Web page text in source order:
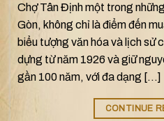
Chợ Tân Định một trong
Gòn, không chỉ là điểm đến
biểu tượng văn hóa và lịch sử
dựng từ năm 1926 và giữ
gần 100 năm, với đa dạng […]
CONTINUE